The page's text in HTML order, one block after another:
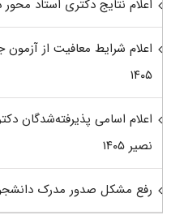
اعلام نتایج دکتری استاد محور
اعلام شرایط معافیت از
۱۴۰۵
اعلام اسامی پذیرفته‌شدگان
نصیر ۱۴۰۵
رفع مشکل صدور مدرک